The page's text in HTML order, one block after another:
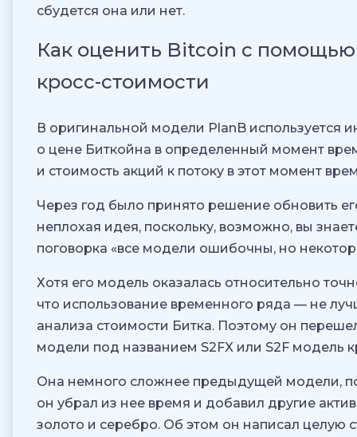
сбудется она или нет.
Как оценить Bitcoin с
кросс-стоимости
В оригинальной модели PlanB используется
о цене Биткойна в определенный момент
и стоимость акций к потоку в этот момент
Через год было принято решение обновить
неплохая идея, поскольку, возможно, вы
поговорка «все модели ошибочны, но
Хотя его модель оказалась относительно
что использование временного ряда — не
анализа стоимости Битка. Поэтому он
модели под названием S2FX или S2F модель
Она немного сложнее предыдущей модели,
он убрал из нее время и добавил другие
золото и серебро. Об этом он написал целую